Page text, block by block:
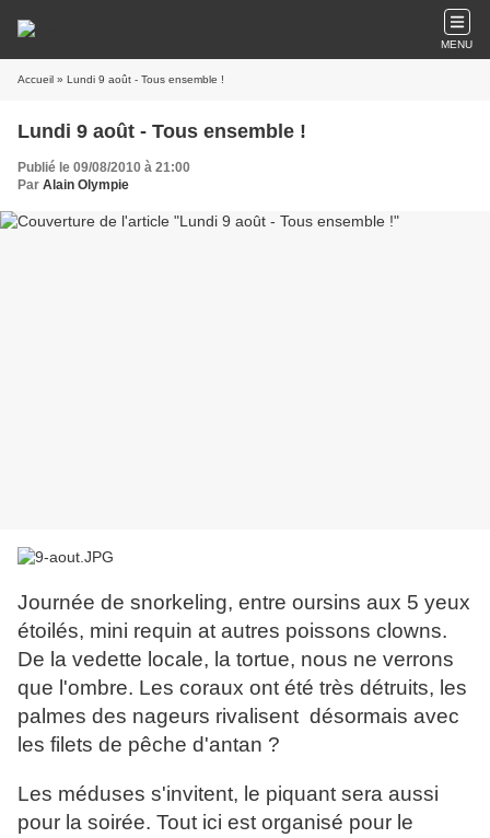
MENU
Accueil » Lundi 9 août - Tous ensemble !
Lundi 9 août - Tous ensemble !
Publié le 09/08/2010 à 21:00
Par Alain Olympie
Journée de snorkeling, entre oursins aux 5 yeux
étoilés, mini requin at autres poissons clowns.
De la vedette locale, la tortue, nous ne verrons
que l'ombre. Les coraux ont été très détruits, les
palmes des nageurs rivalisent désormais avec
les filets de pêche d'antan ?
Les méduses s'invitent, le piquant sera aussi
pour la soirée. Tout ici est organisé pour le